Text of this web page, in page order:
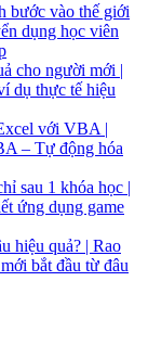
bước vào thế giới
dụng học viên
cho người mới |
dụ thực tế hiệu
với VBA |
– Tự động hóa
sau 1 khóa học |
ứng dụng game
hiệu quả? | Rao
bắt đầu từ đâu